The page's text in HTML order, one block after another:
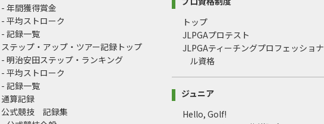
- 年間獲得賞金
- 平均ストローク
- 記録一覧
ステップ・アップ・ツアー記録トップ
- 明治安田ステップ・ランキング
- 平均ストローク
- 記録一覧
通算記録
公式競技 記録集
トップ
JLPGAプロテスト
JLPGAティーチングプロフェッショナ
ル資格
ジュニア
Hello, Golf!